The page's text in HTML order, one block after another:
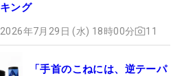
キング
2026年7月29日 (水) 18時00分 11
「手首のこねには、逆テーパ